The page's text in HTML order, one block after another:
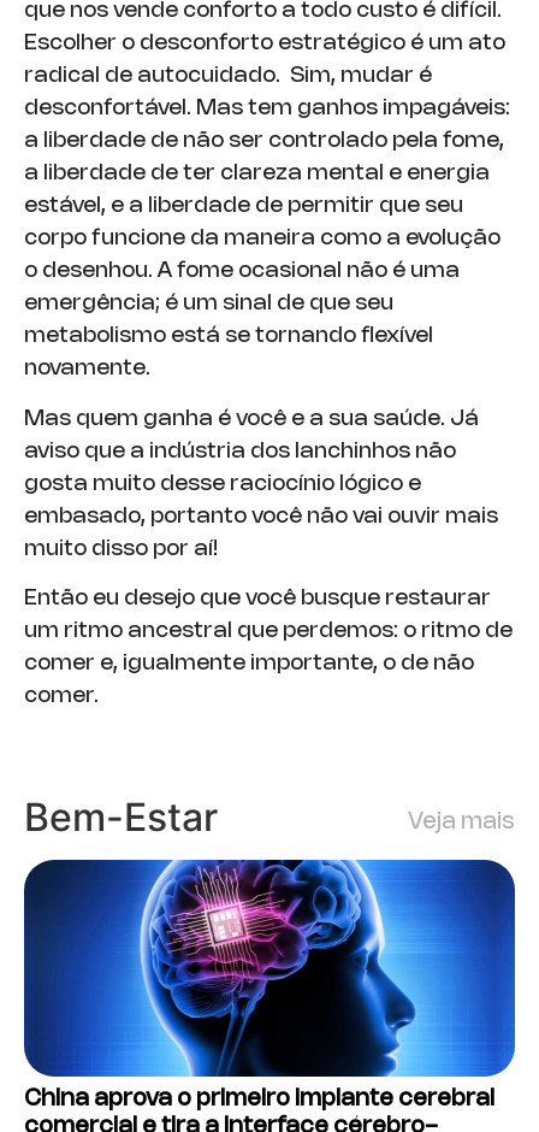
que nos vende conforto a todo custo é difícil.
Escolher o desconforto estratégico é um ato
radical de autocuidado. Sim, mudar é
desconfortável. Mas tem ganhos impagáveis:
a liberdade de não ser controlado pela fome,
a liberdade de ter clareza mental e energia
estável, e a liberdade de permitir que seu
corpo funcione da maneira como a evolução
o desenhou. A fome ocasional não é uma
emergência; é um sinal de que seu
metabolismo está se tornando flexível
novamente.
Mas quem ganha é você e a sua saúde. Já
aviso que a indústria dos lanchinhos não
gosta muito desse raciocínio lógico e
embasado, portanto você não vai ouvir mais
muito disso por aí!
Então eu desejo que você busque restaurar
um ritmo ancestral que perdemos: o ritmo de
comer e, igualmente importante, o de não
comer.
Bem-Estar Veja mais
China aprova o primeiro implante cerebral